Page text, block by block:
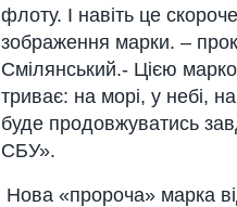
флоту. І навіть це
зображення марки. –
Смілянський.- Цією
триває: на морі, у небі,
буде продовжуватись
СБУ».
Нова «пророча» марка